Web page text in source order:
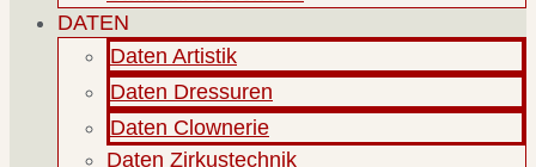
DATEN
Daten Artistik
Daten Dressuren
Daten Clownerie
Daten Zirkustechnik